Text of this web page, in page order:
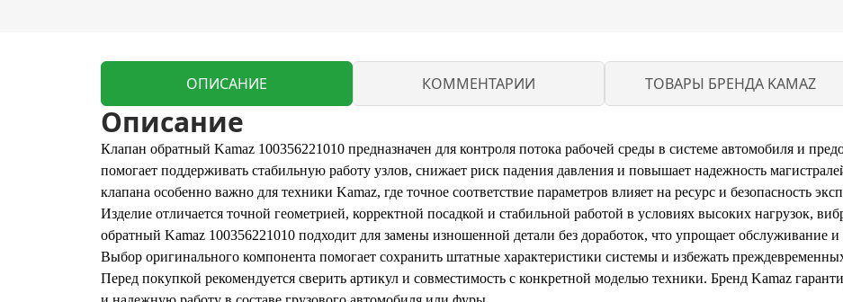
ОПИСАНИЕ КОММЕНТАРИИ ТОВАРЫ БРЕНДА KAMAZ
Описание
Клапан обратный Kamaz 100356221010 предназначен для контроля потока рабочей среды в системе автомобиля и
помогает поддерживать стабильную работу узлов, снижает риск падения давления и повышает надежность
клапана особенно важно для техники Kamaz, где точное соответствие параметров влияет на ресурс и безопасность
Изделие отличается точной геометрией, корректной посадкой и стабильной работой в условиях высоких нагрузок,
обратный Kamaz 100356221010 подходит для замены изношенной детали без доработок, что упрощает обслуживание
Выбор оригинального компонента помогает сохранить штатные характеристики системы и избежать
Перед покупкой рекомендуется сверить артикул и совместимость с конкретной моделью техники. Бренд Kamaz